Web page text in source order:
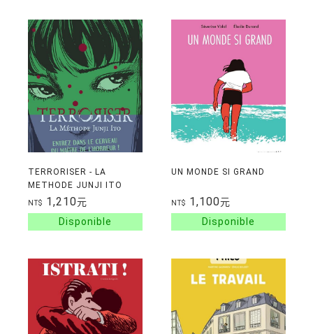
TERRORISER - LA
METHODE JUNJI ITO
NT$ 1,210元
UN MONDE SI GRAND
NT$ 1,100元